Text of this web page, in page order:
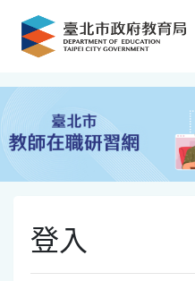
跳到主要內容
登入